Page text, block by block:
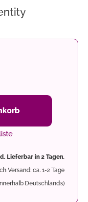
Lieferbar in 2 Tagen.
Versand: ca. 1-2 Tage
Deutschlands)